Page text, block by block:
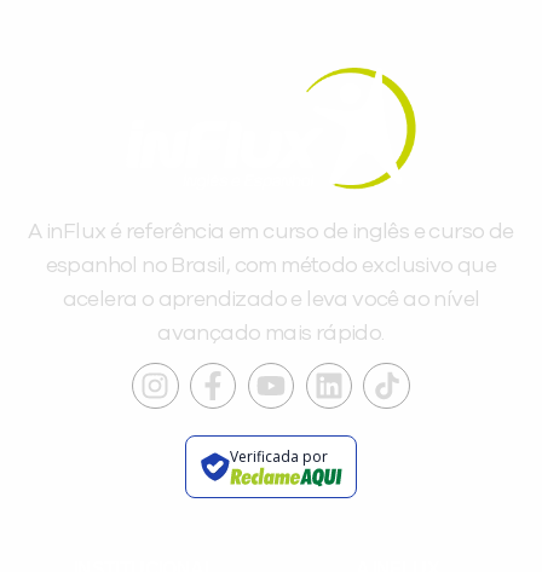
A inFlux é referência em curso de inglês e curso de
espanhol no Brasil, com método exclusivo que
acelera o aprendizado e leva você ao nível
avançado mais rápido.
Verificada por